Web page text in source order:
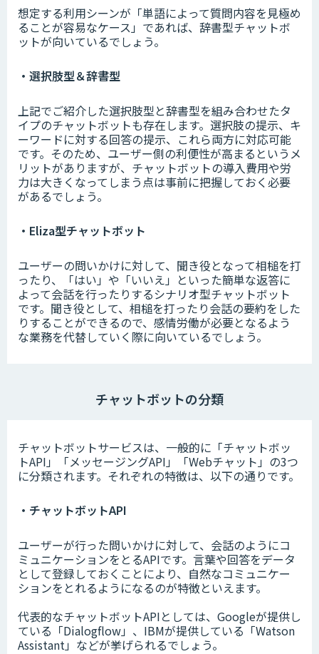
想定する利用シーンが「単語によって質問内容を見極め
ることが容易なケース」であれば、辞書型チャットボ
ットが向いているでしょう。
・選択肢型＆辞書型
上記でご紹介した選択肢型と辞書型を組み合わせたタ
イプのチャットボットも存在します。選択肢の提示、キ
ーワードに対する回答の提示、これら両方に対応可能
です。そのため、ユーザー側の利便性が高まるというメ
リットがありますが、チャットボットの導入費用や労
力は大きくなってしまう点は事前に把握しておく必要
があるでしょう。
・Eliza型チャットボット
ユーザーの問いかけに対して、聞き役となって相槌を打
ったり、「はい」や「いいえ」といった簡単な返答に
よって会話を行ったりするシナリオ型チャットボット
です。聞き役として、相槌を打ったり会話の要約をした
りすることができるので、感情労働が必要となるよう
な業務を代替していく際に向いているでしょう。
チャットボットの分類
チャットボットサービスは、一般的に「チャットボッ
トAPI」「メッセージングAPI」「Webチャット」の3つ
に分類されます。それぞれの特徴は、以下の通りです。
・チャットボットAPI
ユーザーが行った問いかけに対して、会話のようにコ
ミュニケーションをとるAPIです。言葉や回答をデータ
として登録しておくことにより、自然なコミュニケー
ションをとれるようになるのが特徴といえます。
代表的なチャットボットAPIとしては、Googleが提供し
ている「Dialogflow」、IBMが提供している「Watson
Assistant」などが挙げられるでしょう。